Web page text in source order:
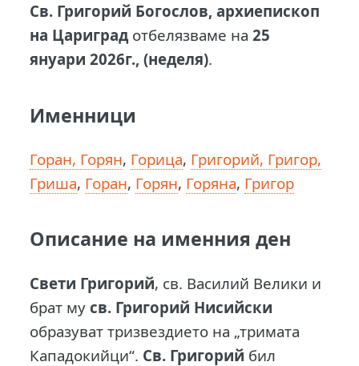
Св. Григорий Богослов, архиепископ
на Цариград отбелязваме на25
януари 2026г., (неделя).
Именници
Горан, Горян, Горица, Григорий, Григор,
Гриша, Горан, Горян, Горяна, Григор
Описание на именния ден
Свети Григорий, св. Василий Велики и
брат мусв. Григорий Нисийски
образуват тризвездието на „тримата
Кападокийци“. Св. Григорий бил